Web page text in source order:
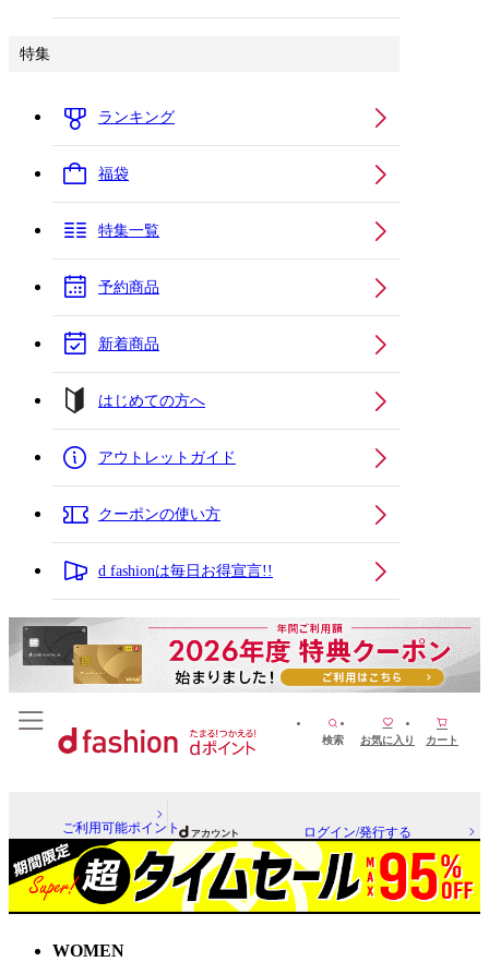
特集
ランキング
福袋
特集一覧
予約商品
新着商品
はじめての方へ
アウトレットガイド
クーポンの使い方
d fashionは毎日お得宣言!!
検索 お気に入り カート
ご利用可能ポイント ログイン/発行する
WOMEN